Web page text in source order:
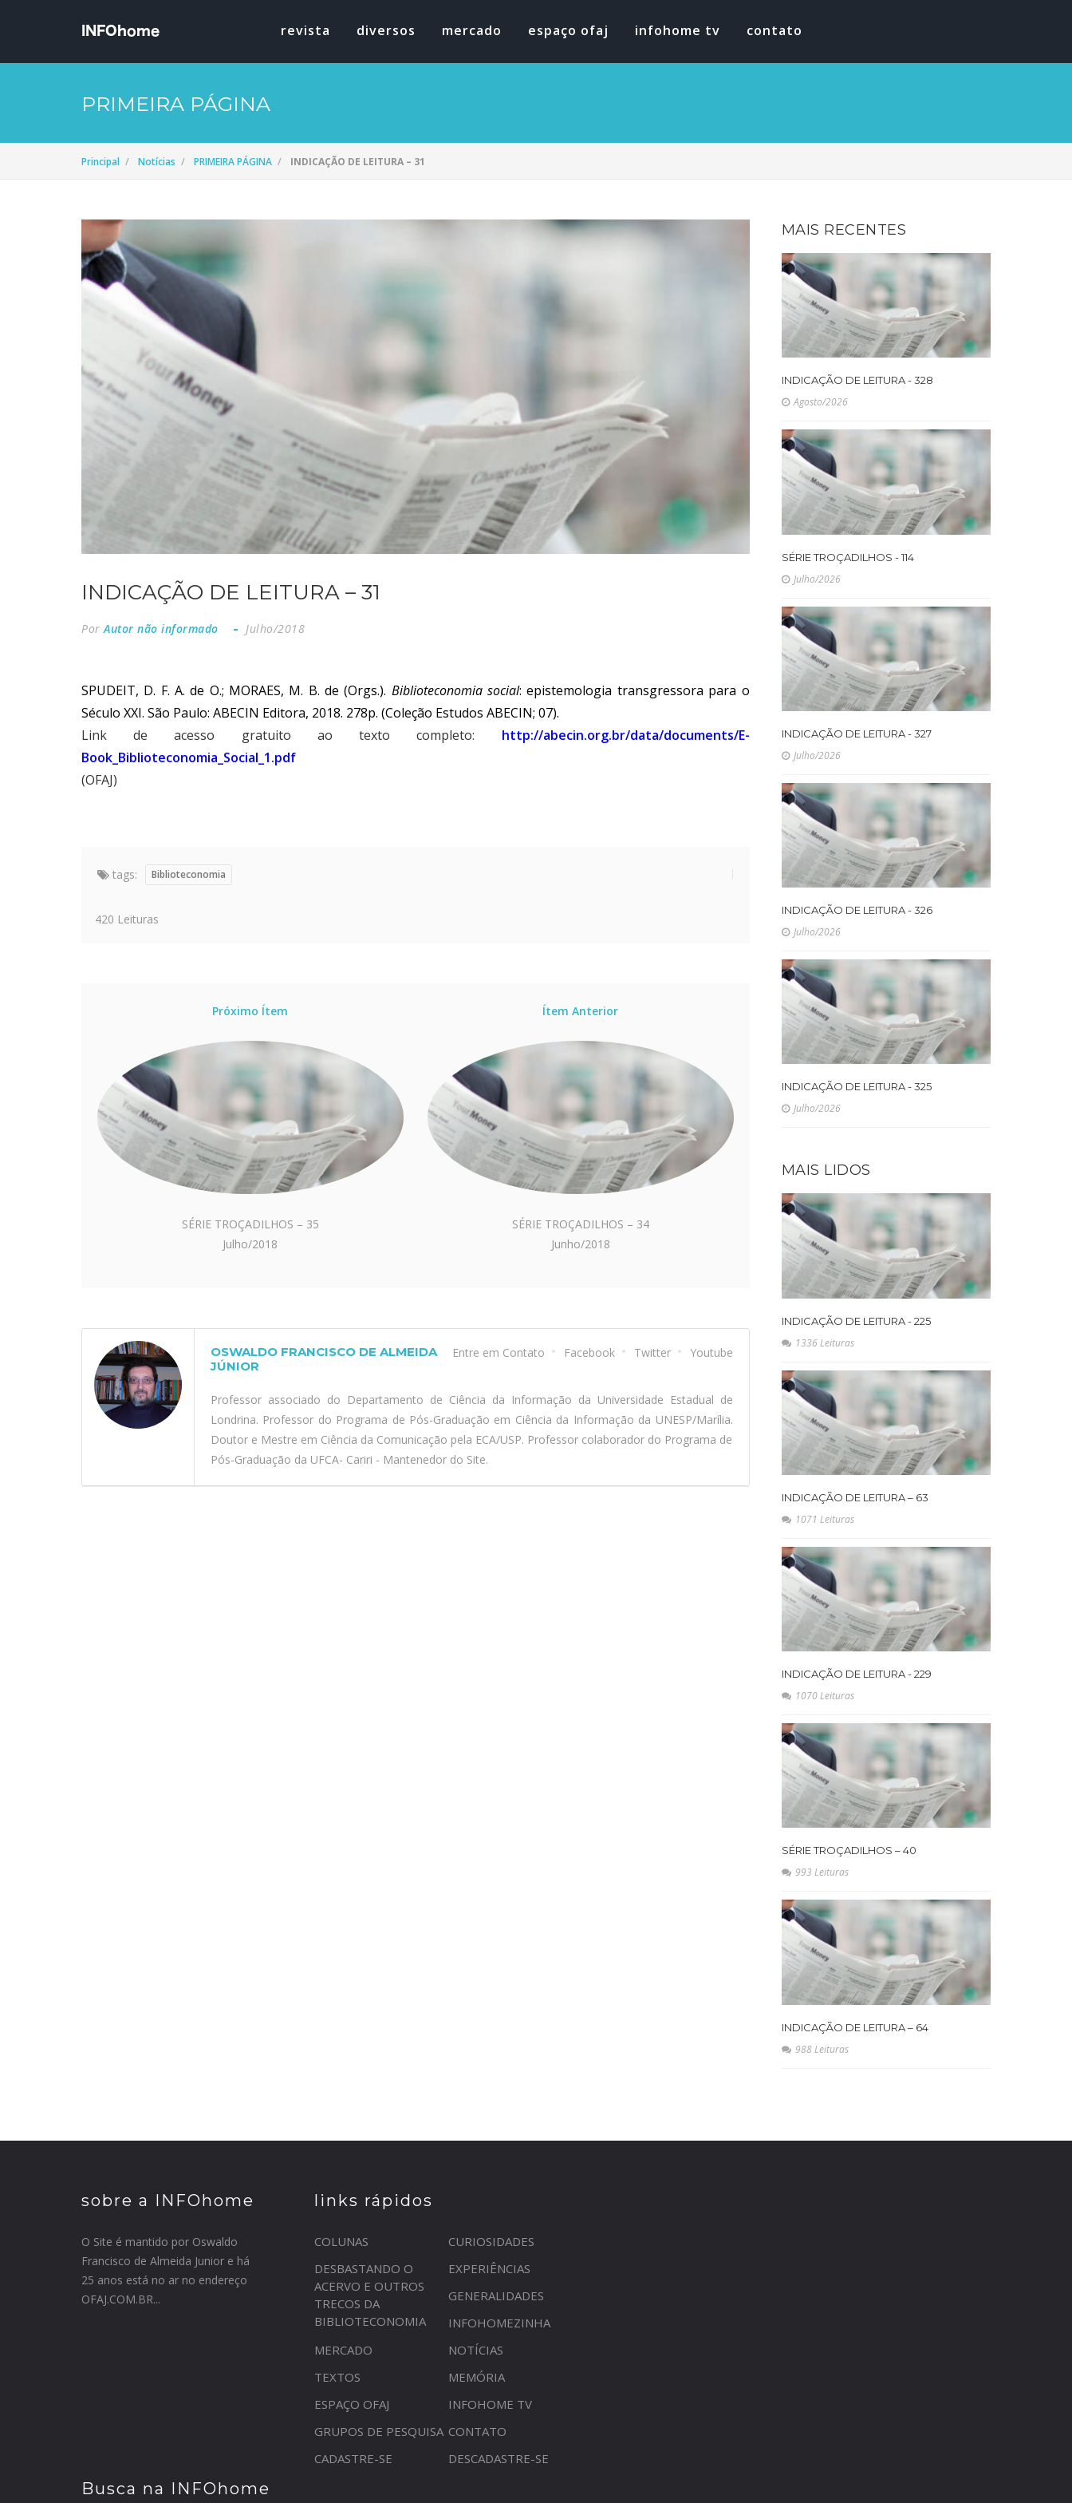
revista diversos mercado espaço ofaj infohome tv contato
PRIMEIRA PÁGINA
Principal Notícias PRIMEIRA PÁGINA INDICAÇÃO DE LEITURA – 31
INDICAÇÃO DE LEITURA – 31
Por Autor não informado Julho/2018
SPUDEIT, D. F. A. de O.; MORAES, M. B. de (Orgs.). Biblioteconomiasocial: epistemologia transgressora para o
Século XXI. São Paulo: ABECIN Editora, 2018. 278p. (Coleção Estudos ABECIN; 07).
Link de acesso gratuito ao texto completo: http://abecin.org.br/data/documents/E-
Book_Biblioteconomia_Social_1.pdf
(OFAJ)
tags: Biblioteconomia
420 Leituras
Próximo Ítem
SÉRIE TROÇADILHOS – 35
Julho/2018
Ítem Anterior
SÉRIE TROÇADILHOS – 34
Junho/2018
Entre em Contato Facebook Twitter Youtube
OSWALDO FRANCISCO DE ALMEIDA
JÚNIOR
Professor associado do Departamento de Ciência da Informação da Universidade Estadual de
Londrina. Professor do Programa de Pós-Graduação em Ciência da Informação da UNESP/Marília.
Doutor e Mestre em Ciência da Comunicação pela ECA/USP. Professor colaborador do Programa de
Pós-Graduação da UFCA- Cariri - Mantenedor do Site.
MAIS RECENTES
INDICAÇÃO DE LEITURA - 328
Agosto/2026
SÉRIE TROÇADILHOS - 114
Julho/2026
INDICAÇÃO DE LEITURA - 327
Julho/2026
INDICAÇÃO DE LEITURA - 326
Julho/2026
INDICAÇÃO DE LEITURA - 325
Julho/2026
MAIS LIDOS
INDICAÇÃO DE LEITURA - 225
1336 Leituras
INDICAÇÃO DE LEITURA – 63
1071 Leituras
INDICAÇÃO DE LEITURA - 229
1070 Leituras
SÉRIE TROÇADILHOS – 40
993 Leituras
INDICAÇÃO DE LEITURA – 64
988 Leituras
sobre a INFOhome
O Site é mantido por Oswaldo
Francisco de Almeida Junior e há
25 anos está no ar no endereço
OFAJ.COM.BR...
links rápidos
COLUNAS
CURIOSIDADES
DESBASTANDO O
ACERVO E OUTROS
TRECOS DA
BIBLIOTECONOMIA
EXPERIÊNCIAS
GENERALIDADES
INFOHOMEZINHA
MERCADO
NOTÍCIAS
TEXTOS
MEMÓRIA
ESPAÇO OFAJ
INFOHOME TV
GRUPOS DE PESQUISA CONTATO
CADASTRE-SE
DESCADASTRE-SE
Busca na INFOhome